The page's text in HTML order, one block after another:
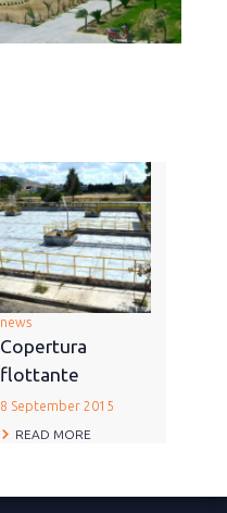
news
Copertura
flottante
8 September 2015
READ MORE